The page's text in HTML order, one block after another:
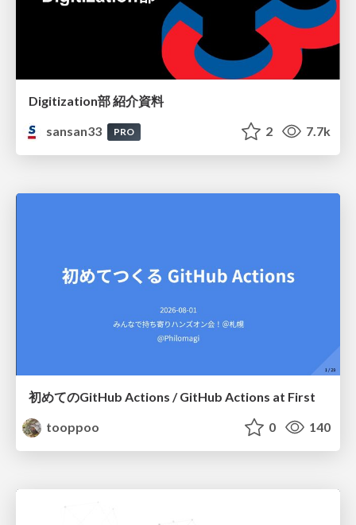
Digitization部 紹介資料
sansan33
PRO 2 7.7k
初めてのGitHub Actions / GitHub Actions at First
tooppoo
0 140